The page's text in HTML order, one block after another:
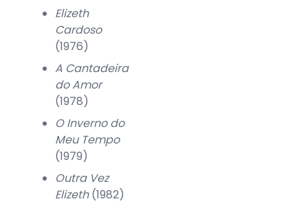
Elizeth
Cardoso
(1976)
A Cantadeira
do Amor
(1978)
O Inverno do
Meu Tempo
(1979)
Outra Vez
Elizeth(1982)